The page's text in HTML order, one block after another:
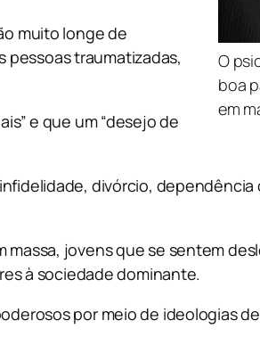
O
boa
em
muito longe de
pessoas traumatizadas,
e que um “desejo de
divórcio,
jovens que se sentem
à sociedade dominante.
por meio de ideologias